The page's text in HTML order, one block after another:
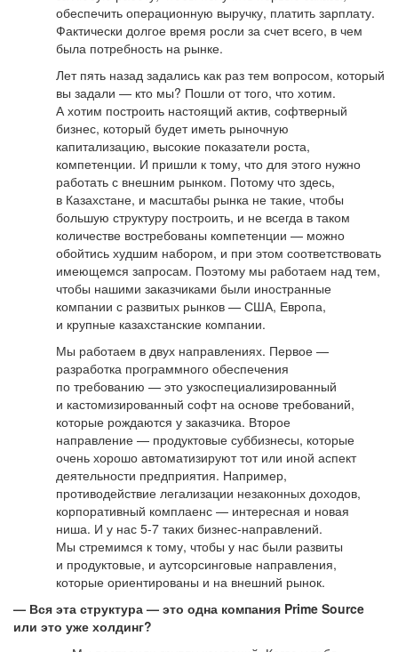
обеспечить операционную выручку, платить зарплату.
Фактически долгое время росли за счет всего, в чем
была потребность на рынке.
Лет пять назад задались как раз тем вопросом, который
вы задали — кто мы? Пошли от того, что хотим.
А хотим построить настоящий актив, софтверный
бизнес, который будет иметь рыночную
капитализацию, высокие показатели роста,
компетенции. И пришли к тому, что для этого нужно
работать с внешним рынком. Потому что здесь,
в Казахстане, и масштабы рынка не такие, чтобы
большую структуру построить, и не всегда в таком
количестве востребованы компетенции — можно
обойтись худшим набором, и при этом соответствовать
имеющемся запросам. Поэтому мы работаем над тем,
чтобы нашими заказчиками были иностранные
компании с развитых рынков — США, Европа,
и крупные казахстанские компании.
Мы работаем в двух направлениях. Первое —
разработка программного обеспечения
по требованию — это узкоспециализированный
и кастомизированный софт на основе требований,
которые рождаются у заказчика. Второе
направление — продуктовые суббизнесы, которые
очень хорошо автоматизируют тот или иной аспект
деятельности предприятия. Например,
противодействие легализации незаконных доходов,
корпоративный комплаенс — интересная и новая
ниша. И у нас 5-7 таких бизнес-направлений.
Мы стремимся к тому, чтобы у нас были развиты
и продуктовые, и аутсорсинговые направления,
которые ориентированы и на внешний рынок.
— Вся эта структура — это одна компания Prime Source
или это уже холдинг?